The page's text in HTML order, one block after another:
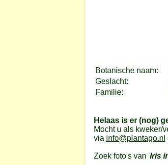
Botanische naam:
Geslacht:
Familie:
Helaas is er (nog)
Mocht u als kweker/
via info@plantago.nl
Zoek foto's van 'Iris